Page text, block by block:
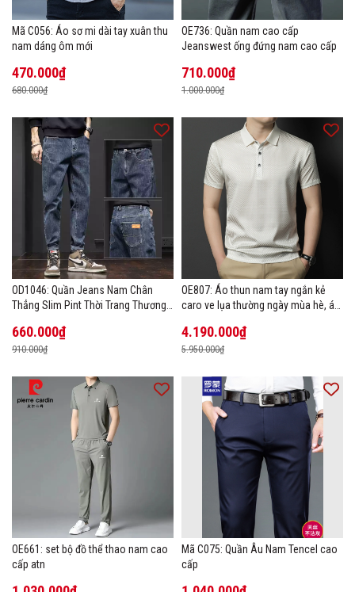
Mã C056: Áo sơ mi dài tay xuân thu
nam dáng ôm mới
470.000₫
680.000₫
OE736: Quần nam cao cấp
Jeanswest ống đứng nam cao cấp
710.000₫
1.000.000₫
OD1046: Quần Jeans Nam Chân
Thẳng Slim Pint Thời Trang Thương
660.000₫
910.000₫
OE807: Áo thun nam tay ngắn kẻ
caro ve lụa thường ngày mùa hè, áo
4.190.000₫
5.950.000₫
OE661: set bộ đồ thể thao nam cao
cấp atn
Mã C075: Quần Âu Nam Tencel cao
cấp